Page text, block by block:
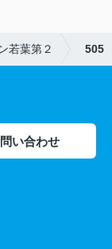
若葉第２ 505
い合わせ